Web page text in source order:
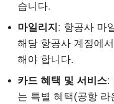
습니다.
마일리지 : 항공사 마
해당 항공사 계정에
해야 합니다.
카드 혜택 및 서비스:
는 특별 혜택(공항